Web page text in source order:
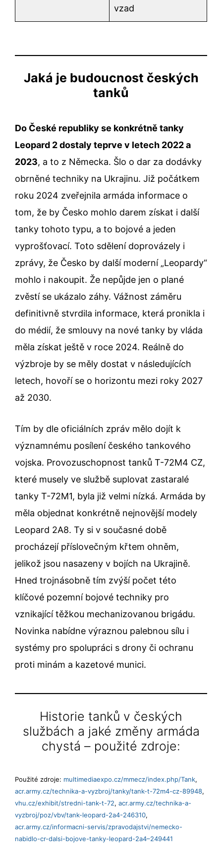
vzad
Jaká je budoucnost českých
tanků
Do České republiky se konkrétně tanky
Leopard 2 dostaly teprve v letech 2022 a
2023, a to z Německa. Šlo o dar za dodávky
obrněné techniky na Ukrajinu. Již počátkem
roku 2024 zveřejnila armáda informace o
tom, že by Česko mohlo darem získat i další
tanky tohoto typu, a to bojové a jeden
vyprošťovací. Toto sdělení doprovázely i
zprávy, že Česko by další moderní „Leopardy“
mohlo i nakoupit. Že nepůjde jen o plané
zvěstí se ukázalo záhy. Vážnost záměru
definitivně stvrdila informace, která pronikla i
do médií, že smlouvy na nové tanky by vláda
měla získat ještě v roce 2024. Reálně do
výzbroje by se měly dostat v následujících
letech, hovoří se o horizontu mezi roky 2027
až 2030.
Tím by dle oficiálních zpráv mělo dojít k
významnému posílení českého tankového
vojska. Provozuschopnost tanků T-72M4 CZ,
které musely ve službě suplovat zastaralé
tanky T-72M1, byla již velmi nízká. Armáda by
měla objednat konkrétně nejnovější modely
Leopard 2A8. Ty si v současné době
procházejí příslovečným křtem ohněm,
jelikož jsou nasazeny v bojích na Ukrajině.
Hned trojnásobně tím zvýší počet této
klíčové pozemní bojové techniky pro
vznikající těžkou mechanizovanou brigádu.
Novinka nabídne výraznou palebnou sílu i
systémy pro spolupráci s drony či ochranu
proti minám a kazetové munici.
Historie tanků v českých
službách a jaké změny armáda
chystá – použité zdroje:
Použité zdroje: multimediaexpo.cz/mmecz/index.php/Tank,
acr.army.cz/technika-a-vyzbroj/tanky/tank-t-72m4-cz-89948,
vhu.cz/exhibit/stredni-tank-t-72, acr.army.cz/technika-a-
vyzbroj/poz/vbv/tank-leopard-2a4-246310,
acr.army.cz/informacni-servis/zpravodajstvi/nemecko-
nabidlo-cr-dalsi-bojove-tanky-leopard-2a4–249441